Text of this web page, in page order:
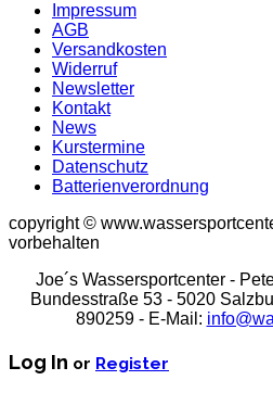
Impressum
AGB
Versandkosten
Widerruf
Newsletter
Kontakt
News
Kurstermine
Datenschutz
Batterienverordnung
copyright ©
vorbehalten
Joe´s Wassersportcenter -
Bundesstraße 53 - 5020
890259 - E-Mail:
Log In or Register